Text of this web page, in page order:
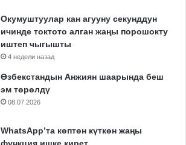
Окумуштуулар кан агууну секунддун
ичинде токтото алган жаңы порошокту
иштеп чыгышты
4 недели назад
Өзбекстандын Анжиян шаарында беш
эм төрөлдү
08.07.2026
WhatsApp’та көптөн күткөн жаңы
функция ишке кирет